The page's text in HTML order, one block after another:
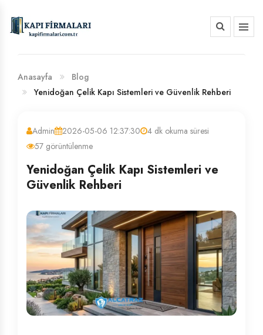
BANKA HESAP NUMARALARIMIZ
Anasayfa
Blog
Yenidoğan Çelik Kapı Sistemleri ve Güvenlik Rehberi
Admin 2026-05-06 12:37:30
4 dk okuma süresi
57 görüntülenme
Yenidoğan Çelik Kapı Sistemleri ve
Güvenlik Rehberi